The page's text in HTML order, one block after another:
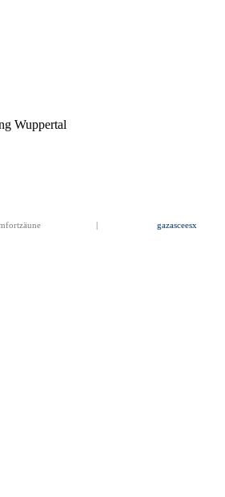
| gazasceesx